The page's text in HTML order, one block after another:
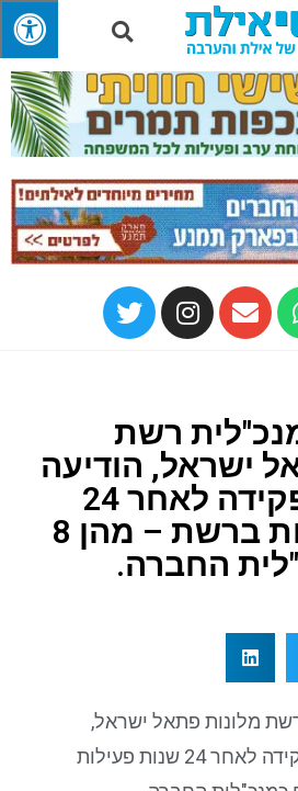
רשת
ישראל, הודיעה
על סיום תפקידה לאחר 24
שנות פעילות ברשת – מהן 8
החברה.
מלונות פתאל ישראל,
הודיעה על סיום תפקידה לאחר 24 שנות פעילות